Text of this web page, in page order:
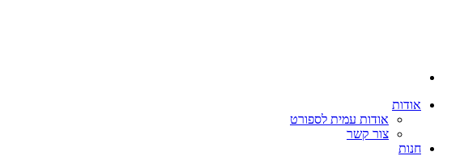
אודות
אודות עמית לספורט
צור קשר
חנות